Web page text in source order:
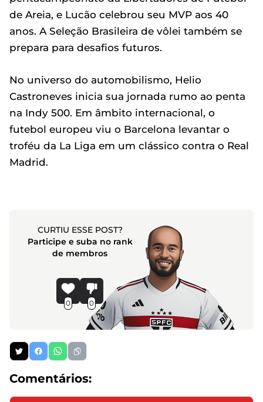
de Areia, e Lucão celebrou seu MVP aos 40
anos. A Seleção Brasileira de vôlei também se
prepara para desafios futuros.
No universo do automobilismo, Helio
Castroneves inicia sua jornada rumo ao penta
na Indy 500. Em âmbito internacional, o
futebol europeu viu o Barcelona levantar o
troféu da La Liga em um clássico contra o Real
Madrid.
CURTIU ESSE POST?
Participe e suba no rank
de membros
0 0
Comentários: